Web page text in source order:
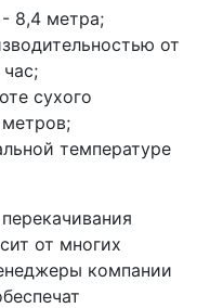
8,4 метра;
от
сухого
температуре
от многих
компании